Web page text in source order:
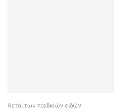
Αετοί των παιδικών ειδών